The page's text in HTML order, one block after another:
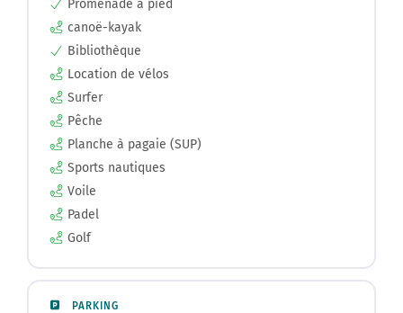
Promenade à pied
canoë-kayak
Bibliothèque
Location de vélos
Surfer
Pêche
Planche à pagaie (SUP)
Sports nautiques
Voile
Padel
Golf
PARKING